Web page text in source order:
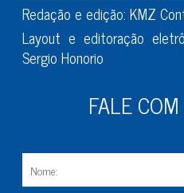
Redação e edição: KMZ
Layout e editoração
Sergio Honorio
FALE